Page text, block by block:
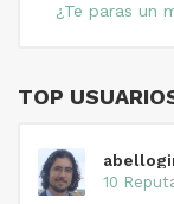
¿Te paras un
TOP
10